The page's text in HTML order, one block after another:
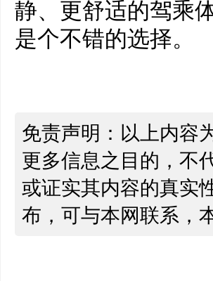
静、更舒适的驾乘
是个不错的选择。
免责声明：以上内容
更多信息之目的，不
或证实其内容的真实
布，可与本网联系，